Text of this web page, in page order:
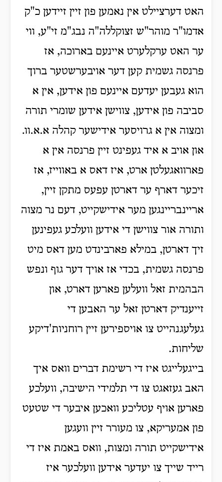
האט דערציילט אין נאמען פון זיין זיידען כ"ק
אדמו"ר מוהר"ש זצוקללה"ה נבג"מ זי"ע, ווי
ער האט ערקלערט איינעם בארוכה, אז
פרנסה גשמית קען דער אויבערשטער ברוך
הוא געבען יעדעם איינעם פון אידען, אין א
סביבה פון אידען, צווישן אידען שומרי תורה
ומצוה אין א גרויסער אידישער קהלה א.א.וו.
און אויב א איד געפינט זיין פרנסה אין א
פארוואגעלטן ארט, איז דאס א באווייז, אז
זיכער דארף ער דארטן עפעס מתקן זיין,
אריינבריינגען מער אידישקייט, דעם נר מצוה
ותורה אור צווישן די אידען וועלכע געפינען
זיך דארטן, במילא פארבינדט מען דאס מיט
פרנסה גשמית, בכדי אז אויך דער גוף ונפש
הבהמית זאל וועלען פארען דארט, און
זייענדיק דארטן זאל ער האבען די
געלעגנהייט צו אויספירען זיין רוחניות'דיקע
שליחות.
בייגעלייגט איז די רשימת דברים וואס איך
האב געזאגט צו די תלמידי הישיבה, וועלכע
פארען אויף עטליכע וואכען איבער די שטעט
פון אמעריקא, צו מעורר זיין וועגען
אידישקייט תורה ומצות, וואס באמת איז די
רייד שייך צו יעדער אידען וועלכער איז